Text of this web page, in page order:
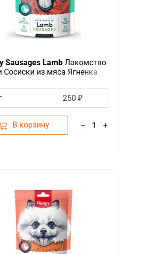
Sausages LambЛакомство
Сосиски из мяса Ягненка
250 ₽
В корзину – 1 +